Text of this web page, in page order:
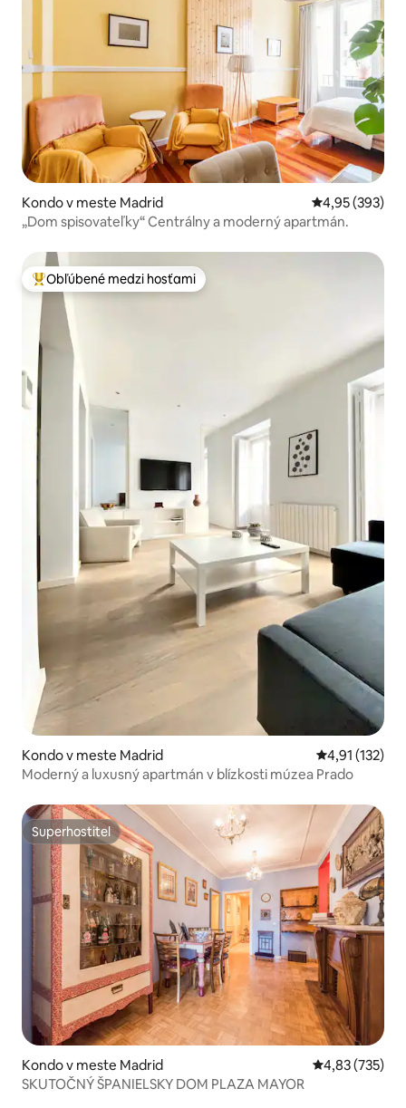
Kondo v meste Madrid Priemerné
4,95 (393)
„Dom spisovateľky“ Centrálny a moderný apartmán.
Najobľúbenejšie medzi hosťami
Obľúbené medzi hosťami
Kondo v meste Madrid Priemerné
4,91 (132)
Moderný a luxusný apartmán v blízkosti múzea Prado
Superhostiteľ
Superhostiteľ
Kondo v meste Madrid Priemerné
4,83 (735)
SKUTOČNÝ ŠPANIELSKY DOM PLAZA MAYOR